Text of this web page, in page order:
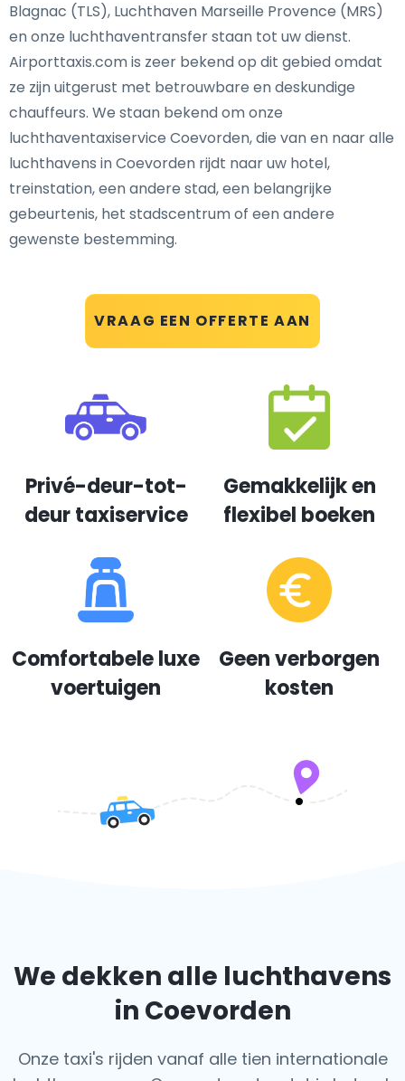
VRAAG EEN OFFERTE AAN
Blagnac (TLS), Luchthaven Marseille Provence (MRS)
en onze luchthaventransfer staan tot uw dienst.
Airporttaxis.com is zeer bekend op dit gebied omdat
ze zijn uitgerust met betrouwbare en deskundige
chauffeurs. We staan bekend om onze
luchthaventaxiservice Coevorden, die van en naar alle
luchthavens in Coevorden rijdt naar uw hotel,
treinstation, een andere stad, een belangrijke
gebeurtenis, het stadscentrum of een andere
gewenste bestemming.
Privé-deur-tot-
deur taxiservice
Gemakkelijk en
flexibel boeken
Comfortabele luxe
voertuigen
Geen verborgen
kosten
We dekken alle luchthavens
in Coevorden
Onze taxi's rijden vanaf alle tien internationale